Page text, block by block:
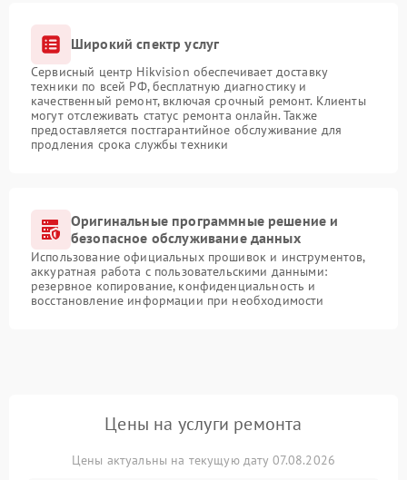
Широкий спектр услуг
Сервисный центр Hikvision обеспечивает доставку
техники по всей РФ, бесплатную диагностику и
качественный ремонт, включая срочный ремонт. Клиенты
могут отслеживать статус ремонта онлайн. Также
предоставляется постгарантийное обслуживание для
продления срока службы техники
Оригинальные программные решение и
безопасное обслуживание данных
Использование официальных прошивок и инструментов,
аккуратная работа с пользовательскими данными:
резервное копирование, конфиденциальность и
восстановление информации при необходимости
Цены на услуги ремонта
Цены актуальны на текущую дату 07.08.2026